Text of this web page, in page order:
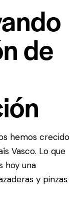
de
hemos crecido
Vasco. Lo que
hoy una
y pinzas